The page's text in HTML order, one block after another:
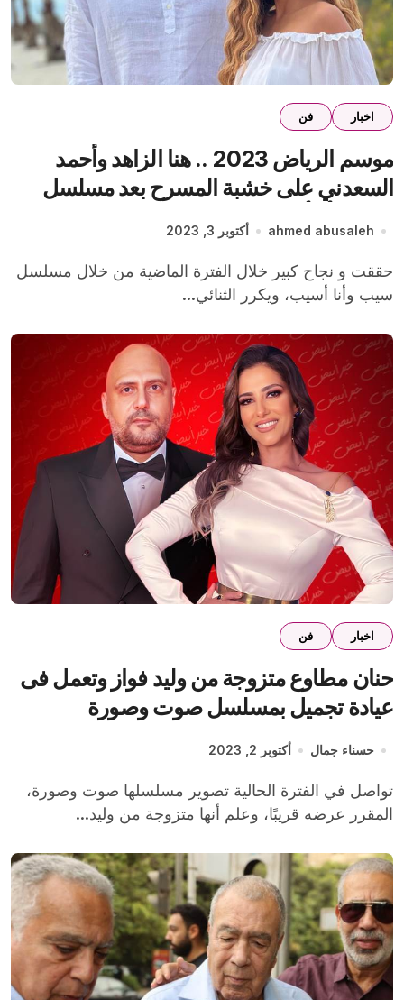
اخبار فن
موسم الرياض 2023 .. هنا الزاهد وأحمد
السعدني على خشبة المسرح بعد مسلسل
ahmed abusaleh أكتوبر 3, 2023
حققت و نجاح كبير خلال الفترة الماضية من خلال مسلسل
سيب وأنا أسيب، ويكرر الثنائي...
اخبار فن
حنان مطاوع متزوجة من وليد فواز وتعمل فى
عيادة تجميل بمسلسل صوت وصورة
حسناء جمال أكتوبر 2, 2023
تواصل في الفترة الحالية تصوير مسلسلها صوت وصورة،
المقرر عرضه قريبًا، وعلم أنها متزوجة من وليد...